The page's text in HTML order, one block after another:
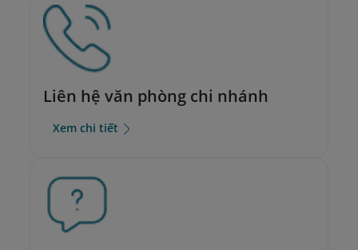
Liên hệ văn phòng chi nhánh
Xem chi tiết